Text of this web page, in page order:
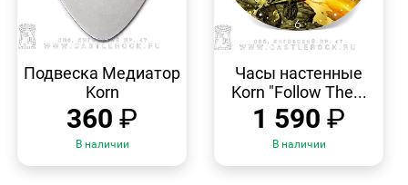
ПРОСМОТР
Подвеска Медиатор
Korn
360 ₽
В наличии
ПРОСМОТР
Часы настенные
Korn "Follow The...
1 590 ₽
В наличии